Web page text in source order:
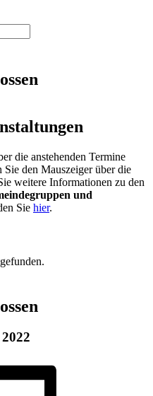
die anstehenden Termine
den Mauszeiger über die
weitere Informationen zu den
und
Sie hier.